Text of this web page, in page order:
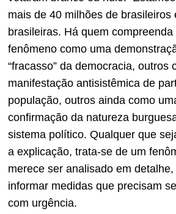
mais de 40 milhões de brasileiros
brasileiras. Há quem compreenda
fenômeno como uma
“fracasso” da democracia, outros
manifestação antisistêmica de
população, outros ainda como
confirmação da natureza
sistema político. Qualquer que
a explicação, trata-se de um
merece ser analisado em
informar medidas que precisam
com urgência.